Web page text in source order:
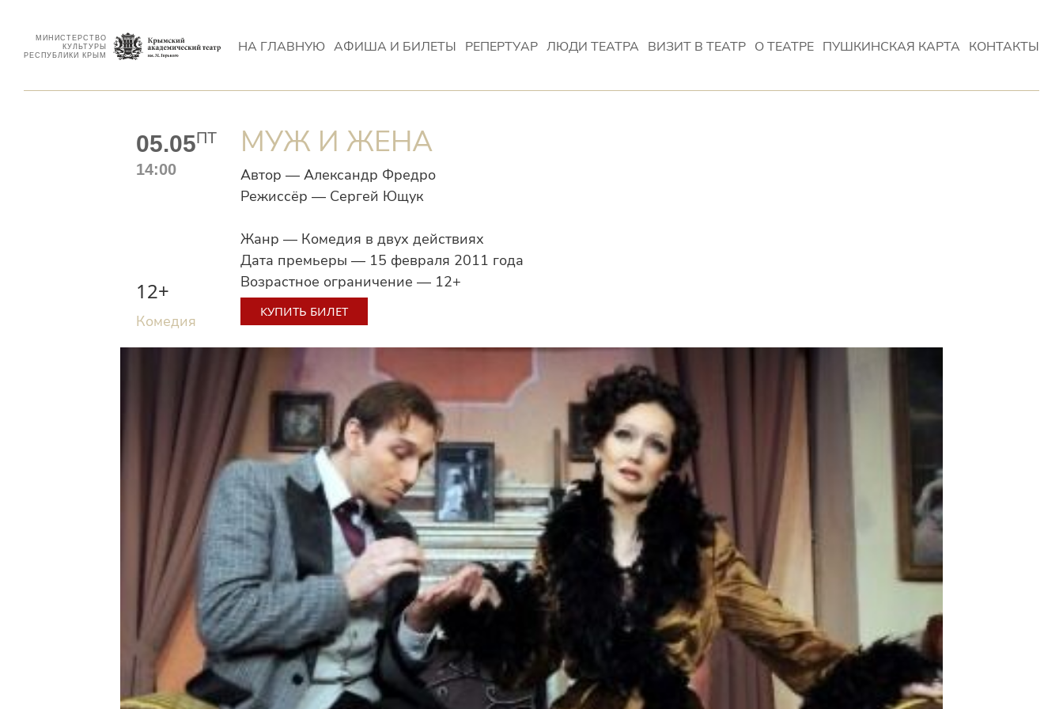
МИНИСТЕРСТВО
КУЛЬТУРЫ
РЕСПУБЛИКИ КРЫМ
НА ГЛАВНУЮ АФИША И БИЛЕТЫ РЕПЕРТУАР ЛЮДИ ТЕАТРА ВИЗИТ В ТЕАТР О ТЕАТРЕ ПУШКИНСКАЯ КАРТА КОНТАКТЫ
05.05ПТ
14:00
12+
КУПИТЬ БИЛЕТ
Автор — Александр Фредро
Режиссёр — Сергей Ющук
Жанр — Комедия в двух действиях
Дата премьеры — 15 февраля 2011 года
Возрастное ограничение — 12+
МУЖ И ЖЕНА
Комедия